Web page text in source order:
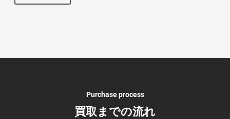
Purchase process
買取までの流れ